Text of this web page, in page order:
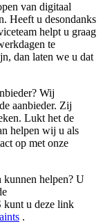
van digitaal
Heeft u desondanks
helpt u graag
te
dan laten we u dat
Wij
aanbieder. Zij
Lukt het de
helpen wij u als
op met onze
kunnen helpen? U
kunt u deze link
.